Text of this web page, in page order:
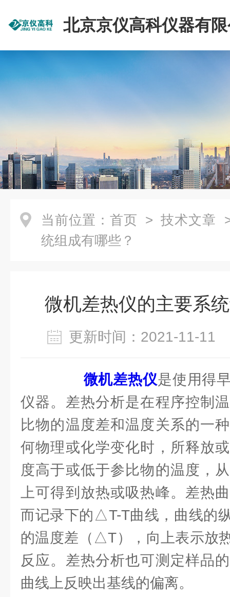
北京京仪高科仪器有
当前位置： 首页 > 技术文章
统组成有哪些？
微机差热仪的主要系
更新时间：2021-11-
微机差热仪是使用得
仪器。差热分析是在程序控制
比物的温度差和温度关系的一
何物理或化学变化时，所释放
度高于或低于参比物的温度，
上可得到放热或吸热峰。差热
而记录下的△T-T曲线，曲线的
的温度差（△T），向上表示放
反应。差热分析也可测定样品
曲线上反映出基线的偏离。